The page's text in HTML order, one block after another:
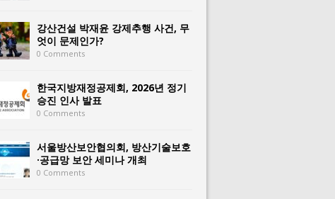
강산건설 박재윤 강제추행 사건, 무
엇이 문제인가?
0 Comments
한국지방재정공제회, 2026년 정기
승진 인사 발표
0 Comments
서울방산보안협의회, 방산기술보호
·공급망 보안 세미나 개최
0 Comments